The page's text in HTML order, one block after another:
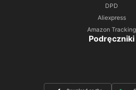
DPD
Aliexpress
Amazon Tracking
Podręczniki